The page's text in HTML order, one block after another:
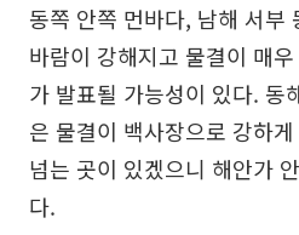
동쪽 안쪽 먼바다, 남해 서부
바람이 강해지고 물결이 매
가 발표될 가능성이 있다. 동
은 물결이 백사장으로 강하
넘는 곳이 있겠으니 해안가
다.